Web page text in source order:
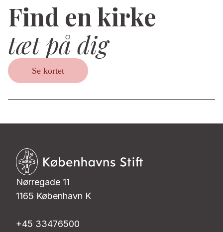
Find en kirke
tæt på dig
Se kortet
Nørregade 11
1165 København K
+45 33476500